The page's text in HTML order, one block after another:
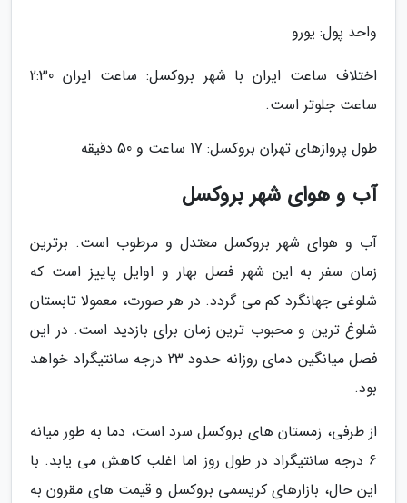
واحد پول: یورو
اختلاف ساعت ایران با شهر بروکسل: ساعت ایران 2:30
ساعت جلوتر است.
طول پروازهای تهران بروکسل: 17 ساعت و 50 دقیقه
آب و هوای شهر بروکسل
آب و هوای شهر بروکسل معتدل و مرطوب است. برترین
زمان سفر به این شهر فصل بهار و اوایل پاییز است که
شلوغی جهانگرد کم می گردد. در هر صورت، معمولا تابستان
شلوغ ترین و محبوب ترین زمان برای بازدید است. در این
فصل میانگین دمای روزانه حدود 23 درجه سانتیگراد خواهد
بود.
از طرفی، زمستان های بروکسل سرد است، دما به طور میانه
6 درجه سانتیگراد در طول روز اما اغلب کاهش می یابد. با
این حال، بازارهای کریسمی بروکسل و قیمت های مقرون به